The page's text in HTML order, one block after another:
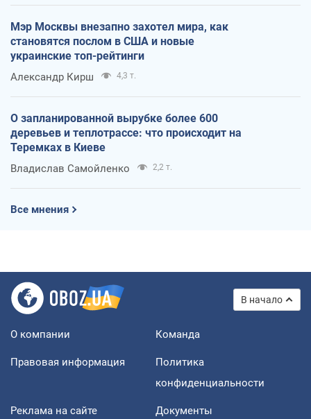
Мэр Москвы внезапно захотел мира, как
становятся послом в США и новые
украинские топ-рейтинги
Александр Кирш 4,3 т.
О запланированной вырубке более 600
деревьев и теплотрассе: что происходит на
Теремках в Киеве
Владислав Самойленко 2,2 т.
Все мнения
В начало
О компании Команда
Правовая информация
Политика
конфиденциальности
Реклама на сайте Документы